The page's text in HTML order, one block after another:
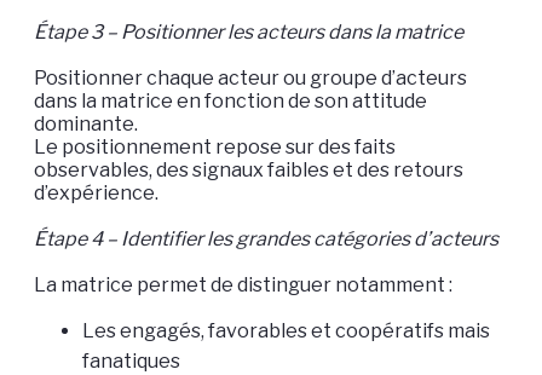
Étape 3 – Positionner les acteurs dans la matrice
Positionner chaque acteur ou groupe d’acteurs
dans la matrice en fonction de son attitude
dominante.
Le positionnement repose sur des faits
observables, des signaux faibles et des retours
d’expérience.
Étape 4 – Identifier les grandes catégories d’acteurs
La matrice permet de distinguer notamment :
Les engagés, favorables et coopératifs mais
fanatiques